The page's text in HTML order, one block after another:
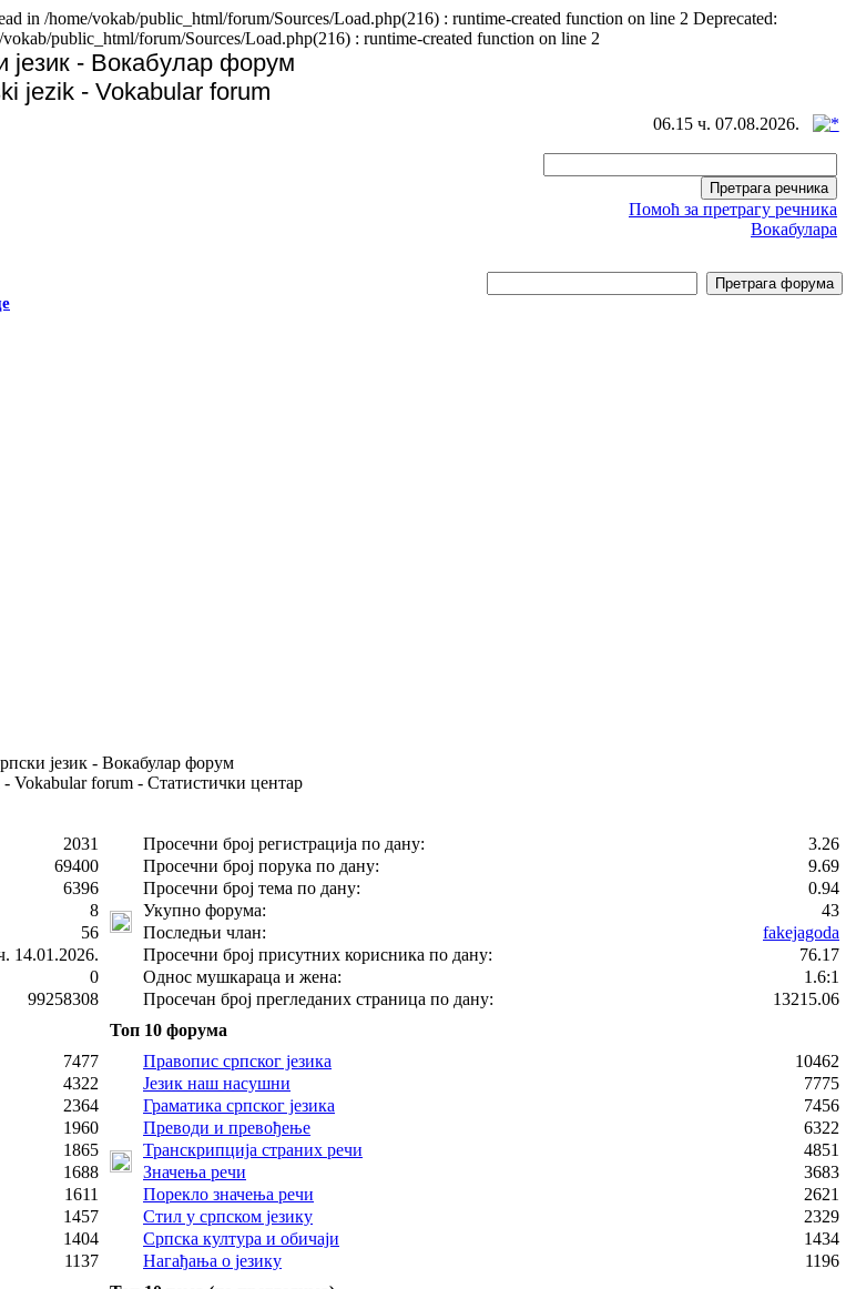
in /home/vokab/public_html/forum/Sources/Load.php(216) : runtime-created function on line 2 Deprecated:
public_html/forum/Sources/Load.php(216) : runtime-created function on line 2
језик - Вокабулар форум
jezik - Vokabular forum
06.15 ч. 07.08.2026.
Помоћ за претрагу речника
Вокабулара
језик - Вокабулар форум
Vokabular forum - Статистички центар
2031
69400
6396
8
56
14.01.2026.
0
99258308
Просечни број регистрација по дану:
3.26
Просечни број порука по дану:
9.69
Просечни број тема по дану:
0.94
Укупно форума:
43
Последњи члан:
fakejagoda
Просечни број присутних корисника по дану:
76.17
Однос мушкараца и жена:
1.6:1
Просечан број прегледаних страница по дану:
13215.06
Топ 10 форума
7477
4322
2364
1960
1865
1688
1611
1457
1404
1137
Правопис српског језика
10462
Језик наш насушни
7775
Граматика српског језика
7456
Преводи и превођење
6322
Транскрипција страних речи
4851
Значења речи
3683
Порекло значења речи
2621
Стил у српском језику
2329
Српска култура и обичаји
1434
Нагађања о језику
1196